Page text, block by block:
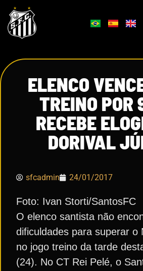
ELENCO
TREINO POR
RECEBE
DORIVAL
sfcadmin 24/01/2017
Foto: Ivan Storti/SantosFC
O elenco santista não
dificuldades para superar o
no jogo treino da tarde
(24). No CT Rei Pelé, o